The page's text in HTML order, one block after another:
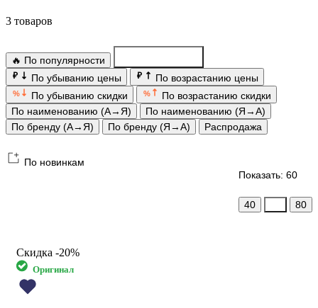
3 товаров
🔥 По популярности
₽ По убыванию цены ₽ По возрастанию цены
% По убыванию скидки %
По возрастанию скидки
По наименованию (А→Я)
По наименованию (Я→А)
По бренду (А→Я)
По бренду (Я→А) Распродажа
По новинкам
Показать: 60
40 80
Скидка -20%
Оригинал